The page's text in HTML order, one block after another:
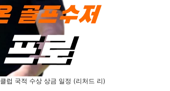
럽 국적 수상 상금 일정 (리처드 리)